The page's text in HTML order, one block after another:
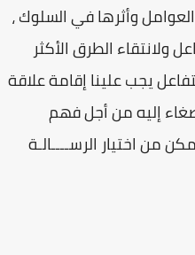
وأثرها في السلوك ،
ولانتقاء الطرق الأكثر
يجب علينا إقامة علاقة
إليه من أجل فهم
من اختيار الرســــالـة